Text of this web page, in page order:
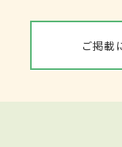
ご掲載